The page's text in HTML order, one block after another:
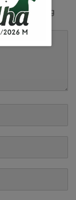
Ruas yang